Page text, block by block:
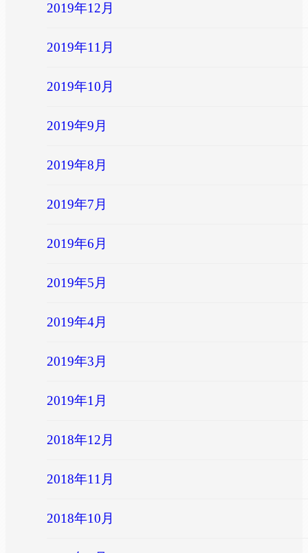
2019年12月
2019年11月
2019年10月
2019年9月
2019年8月
2019年7月
2019年6月
2019年5月
2019年4月
2019年3月
2019年1月
2018年12月
2018年11月
2018年10月